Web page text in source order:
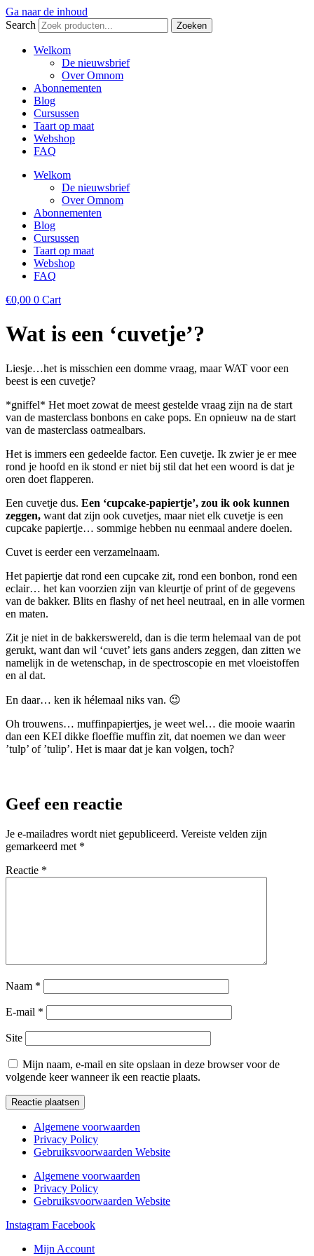
Ga naar de inhoud
Search
Zoeken
Welkom
De nieuwsbrief
Over Omnom
Abonnementen
Blog
Cursussen
Taart op maat
Webshop
FAQ
Welkom
De nieuwsbrief
Over Omnom
Abonnementen
Blog
Cursussen
Taart op maat
Webshop
FAQ
€0,00 0 Cart
Wat is een ‘cuvetje’?
Liesje…het is misschien een domme vraag, maar WAT voor een
beest is een cuvetje?
*gniffel* Het moet zowat de meest gestelde vraag zijn na de start
van de masterclass bonbons en cake pops. En opnieuw na de start
van de masterclass oatmealbars.
Het is immers een gedeelde factor. Een cuvetje. Ik zwier je er mee
rond je hoofd en ik stond er niet bij stil dat het een woord is dat je
oren doet flapperen.
Een cuvetje dus. Een ‘cupcake-papiertje’, zou ik ook kunnen
zeggen, want dat zijn ook cuvetjes, maar niet elk cuvetje is een
cupcake papiertje… sommige hebben nu eenmaal andere doelen.
Cuvet is eerder een verzamelnaam.
Het papiertje dat rond een cupcake zit, rond een bonbon, rond een
eclair… het kan voorzien zijn van kleurtje of print of de gegevens
van de bakker. Blits en flashy of net heel neutraal, en in alle vormen
en maten.
Zit je niet in de bakkerswereld, dan is die term helemaal van de pot
gerukt, want dan wil ‘cuvet’ iets gans anders zeggen, dan zitten we
namelijk in de wetenschap, in de spectroscopie en met vloeistoffen
en al dat.
En daar… ken ik hélemaal niks van. 😉
Oh trouwens… muffinpapiertjes, je weet wel… die mooie waarin
dan een KEI dikke floeffie muffin zit, dat noemen we dan weer
’tulp’ of ’tulip’. Het is maar dat je kan volgen, toch?
Geef een reactie
Je e-mailadres wordt niet gepubliceerd. Vereiste velden zijn
gemarkeerd met *
Reactie *
Naam *
E-mail *
Site
Mijn naam, e-mail en site opslaan in deze browser voor de
volgende keer wanneer ik een reactie plaats.
Algemene voorwaarden
Privacy Policy
Gebruiksvoorwaarden Website
Algemene voorwaarden
Privacy Policy
Gebruiksvoorwaarden Website
Instagram Facebook
Mijn Account